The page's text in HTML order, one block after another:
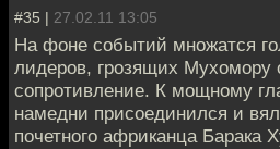
#35 | 27.02.11 13:05
На фоне событий множатся
лидеров, грозящих Мухомору
сопротивление. К мощному
намедни присоединился и
почетного африканца Барака